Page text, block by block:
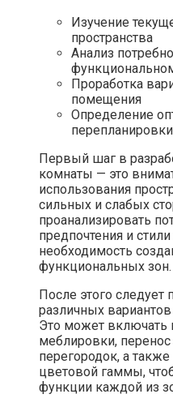
Изучение
пространства
Анализ
Проработка
помещения
Определение
перепланировки
Первый шаг в
комнаты — это
использования
сильных и слабых
проанализировать
предпочтения и
необходимость
функциональных зон.
После этого следует
различных
Это может включать
меблировки, перенос
перегородок, а
цветовой гаммы,
функции каждой из